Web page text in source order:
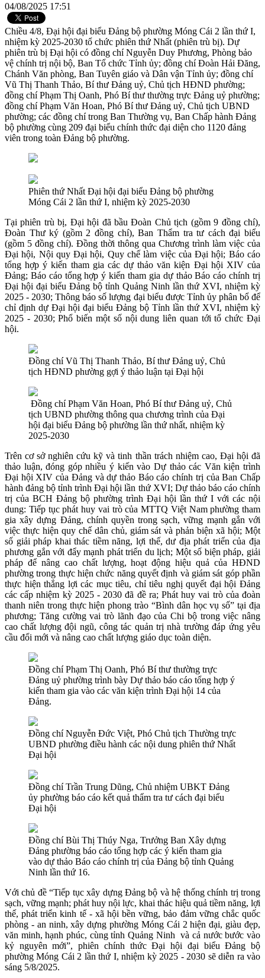
04/08/2025 17:51
Chiều 4/8, Đại hội đại biểu Đảng bộ phường Móng Cái 2 lần thứ I,
nhiệm kỳ 2025-2030 tổ chức phiên thứ Nhất (phiên trù bị). Dự
phiên trù bị Đại hội có đồng chí Nguyễn Duy Phương, Phòng bảo
vệ chính trị nội bộ, Ban Tổ chức Tỉnh ủy; đồng chí Đoàn Hải Đăng,
Chánh Văn phòng, Ban Tuyên giáo và Dân vận Tỉnh ủy; đồng chí
Vũ Thị Thanh Thảo, Bí thư Đảng uỷ, Chủ tịch HĐND phường;
đồng chí Phạm Thị Oanh, Phó Bí thư thường trực Đảng uỷ phường;
đồng chí Phạm Văn Hoan, Phó Bí thư Đảng uỷ, Chủ tịch UBND
phường; các đồng chí trong Ban Thường vụ, Ban Chấp hành Đảng
bộ phường cùng 209 đại biểu chính thức đại diện cho 1120 đảng
viên trong toàn Đảng bộ phường.
Phiên thứ Nhất Đại hội đại biểu Đảng bộ phường
Móng Cái 2 lần thứ I, nhiệm kỳ 2025-2030
Tại phiên trù bị, Đại hội đã bầu Đoàn Chủ tịch (gồm 9 đồng chí),
Đoàn Thư ký (gồm 2 đồng chí), Ban Thẩm tra tư cách đại biểu
(gồm 5 đồng chí). Đồng thời thông qua Chương trình làm việc của
Đại hội, Nội quy Đại hội, Quy chế làm việc của Đại hội; Báo cáo
tổng hợp ý kiến tham gia các dự thảo văn kiện Đại hội XIV của
Đảng; Báo cáo tổng hợp ý kiến tham gia dự thảo Báo cáo chính trị
Đại hội đại biểu Đảng bộ tỉnh Quảng Ninh lần thứ XVI, nhiệm kỳ
2025 - 2030; Thông báo số lượng đại biểu được Tỉnh ủy phân bổ để
chỉ định dự Đại hội đại biểu Đảng bộ Tỉnh lần thứ XVI, nhiệm kỳ
2025 - 2030; Phổ biến một số nội dung liên quan tới tổ chức Đại
hội.
Đồng chí Vũ Thị Thanh Thảo, Bí thư Đảng uỷ, Chủ
tịch HĐND phường gợi ý thảo luận tại Đại hội
Đồng chí Phạm Văn Hoan, Phó Bí thư Đảng uỷ, Chủ
tịch UBND phường thông qua chương trình của Đại
hội đại biểu Đảng bộ phường lần thứ nhất, nhiệm kỳ
2025-2030
Trên cơ sở nghiên cứu kỹ và tinh thần trách nhiệm cao, Đại hội đã
thảo luận, đóng góp nhiều ý kiến vào Dự thảo các Văn kiện trình
Đại hội XIV của Đảng và dự thảo Báo cáo chính trị của Ban Chấp
hành đảng bộ tỉnh trình Đại hội lần thứ XVI; Dự thảo báo cáo chính
trị của BCH Đảng bộ phường trình Đại hội lần thứ I với các nội
dung: Tiếp tục phát huy vai trò của MTTQ Việt Nam phường tham
gia xây dựng Đảng, chính quyền trong sạch, vững mạnh gắn với
việc thực hiện quy chế dân chủ, giám sát và phản biện xã hội; Một
số giải pháp khai thác tiềm năng, lợi thế, dư địa phát triển của địa
phương gắn với đẩy mạnh phát triển du lịch; Một số biện pháp, giải
pháp để nâng cao chất lượng, hoạt động hiệu quả của HĐND
phường trong thực hiện chức năng quyết định và giám sát góp phần
thực hiện thắng lợi các mục tiêu, chỉ tiêu nghị quyết đại hội Đảng
các cấp nhiệm kỳ 2025 - 2030 đã đề ra; Phát huy vai trò của đoàn
thanh niên trong thực hiện phong trào “Bình dân học vụ số” tại địa
phương; Tăng cường vai trò lãnh đạo của Chi bộ trong việc nâng
cao chất lượng đội ngũ, công tác quản trị nhà trường đáp ứng yêu
cầu đổi mới và nâng cao chất lượng giáo dục toàn diện.
Đồng chí Phạm Thị Oanh, Phó Bí thư thường trực
Đảng uỷ phường trình bày Dự thảo báo cáo tổng hợp ý
kiến tham gia vào các văn kiện trình Đại hội 14 của
Đảng.
Đồng chí Nguyễn Đức Việt, Phó Chủ tịch Thường trực
UBND phường điều hành các nội dung phiên thứ Nhất
Đại hội
Đồng chí Trần Trung Dũng, Chủ nhiệm UBKT Đảng
ủy phường báo cáo kết quả thẩm tra tư cách đại biểu
Đại hội
Đồng chí Bùi Thị Thúy Nga, Trưởng Ban Xây dựng
Đảng phường báo cáo tổng hợp các ý kiến tham gia
vào dự thảo Báo cáo chính trị của Đảng bộ tỉnh Quảng
Ninh lần thứ 16.
Với chủ đề “Tiếp tục xây dựng Đảng bộ và hệ thống chính trị trong
sạch, vững mạnh; phát huy nội lực, khai thác hiệu quả tiềm năng, lợi
thế, phát triển kinh tế - xã hội bền vững, bảo đảm vững chắc quốc
phòng - an ninh, xây dựng phường Móng Cái 2 hiện đại, giàu đẹp,
văn minh, hạnh phúc, cùng tỉnh Quảng Ninh và cả nước bước vào
kỷ nguyên mới”, phiên chính thức Đại hội đại biểu Đảng bộ
phường Móng Cái 2 lần thứ I, nhiệm kỳ 2025 - 2030 sẽ diễn ra vào
sáng 5/8/2025.